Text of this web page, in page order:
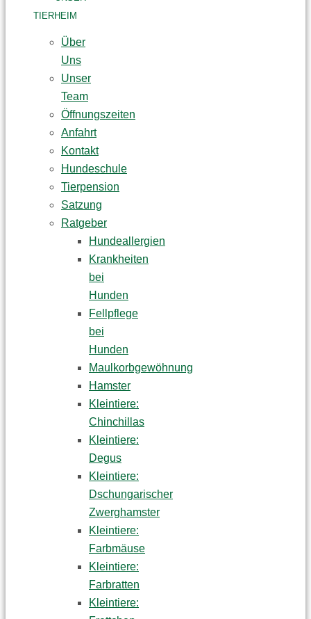
TIERHEIM
Über
Uns
Unser
Team
Öffnungszeiten
Anfahrt
Kontakt
Hundeschule
Tierpension
Satzung
Ratgeber
Hundeallergien
Krankheiten
bei
Hunden
Fellpflege
bei
Hunden
Maulkorbgewöhnung
Hamster
Kleintiere:
Chinchillas
Kleintiere:
Degus
Kleintiere:
Dschungarischer
Zwerghamster
Kleintiere:
Farbmäuse
Kleintiere:
Farbratten
Kleintiere: